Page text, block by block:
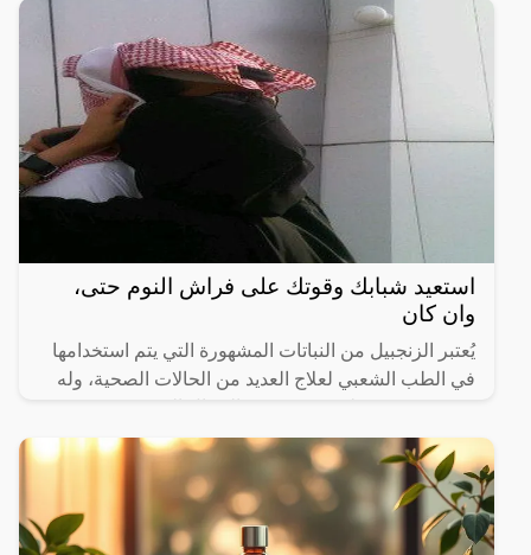
استعيد شبابك وقوتك على فراش النوم حتى،
وان كان
يُعتبر الزنجبيل من النباتات المشهورة التي يتم استخدامها
في الطب الشعبي لعلاج العديد من الحالات الصحية، وله